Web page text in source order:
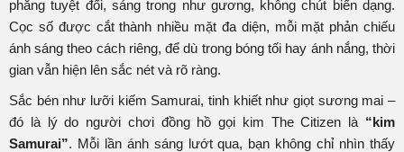
phẳng tuyệt đối, sáng trong như gương, không chút biến dạng.
Cọc số được cắt thành nhiều mặt đa diện, mỗi mặt phản chiếu
ánh sáng theo cách riêng, để dù trong bóng tối hay ánh nắng, thời
gian vẫn hiện lên sắc nét và rõ ràng.
Sắc bén như lưỡi kiếm Samurai, tinh khiết như giọt sương mai –
đó là lý do người chơi đồng hồ gọi kim The Citizen là “kim
Samurai”. Mỗi lần ánh sáng lướt qua, bạn không chỉ nhìn thấy